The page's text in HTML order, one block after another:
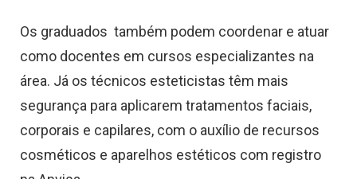
Os graduados também podem coordenar e atuar
como docentes em cursos especializantes na
área. Já os técnicos esteticistas têm mais
segurança para aplicarem tratamentos faciais,
corporais e capilares, com o auxílio de recursos
cosméticos e aparelhos estéticos com registro